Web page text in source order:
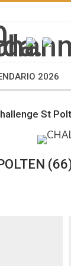
2026
St